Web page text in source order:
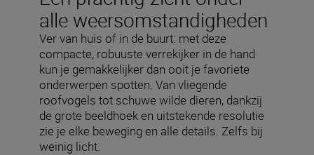
alle weersomstandigheden
Ver van huis of in de buurt: met deze
compacte, robuuste verrekijker in de hand
kun je gemakkelijker dan ooit je favoriete
onderwerpen spotten. Van vliegende
roofvogels tot schuwe wilde dieren, dankzij
de grote beeldhoek en uitstekende resolutie
zie je elke beweging en alle details. Zelfs bij
weinig licht.